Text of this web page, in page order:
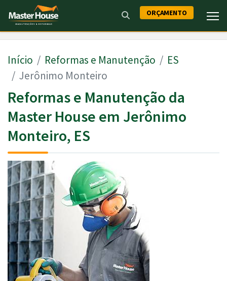
ORÇAMENTO
Início Reformas e Manutenção
ES
Jerônimo Monteiro
Reformas e Manutenção da
Master House em Jerônimo
Monteiro, ES